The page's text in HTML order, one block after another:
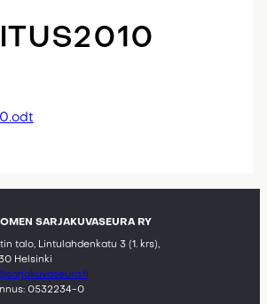
SARJAKUVASEURA RY
talo, Lintulahdenkatu 3 (1. krs),
Helsinki
0532234-0